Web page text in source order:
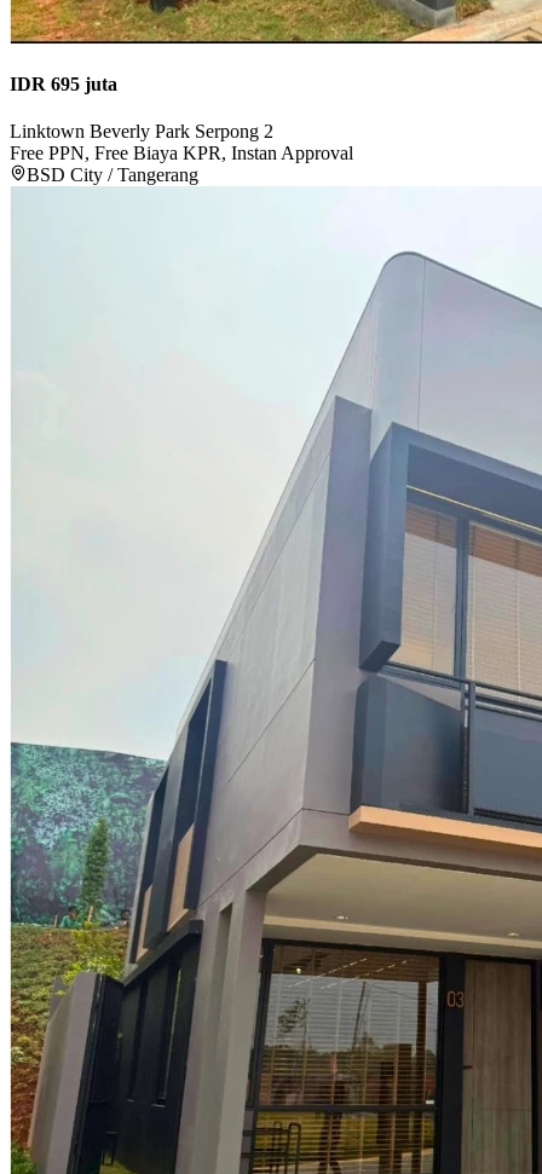
IDR 695 juta
Linktown Beverly Park Serpong 2
Free PPN, Free Biaya KPR, Instan Approval
BSD City / Tangerang